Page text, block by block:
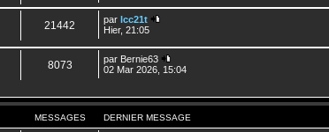
21442 parlcc21t
Hier, 21:05
8073 par Bernie63
02 Mar 2026, 15:04
MESSAGES DERNIER MESSAGE